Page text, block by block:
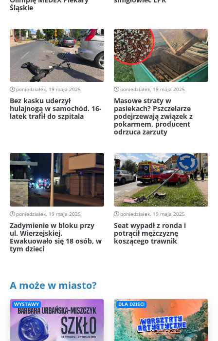
Śląskie
poniedziałek, 19 maja 2025
Bez kasku uderzył
hulajnogą w samochód. 16-
latek trafił do szpitala
poniedziałek, 19 maja 2025
Masowe straty w
pasiekach? Pszczelarze
podejrzewają związek z
pokarmem, producent
odrzuca zarzuty
poniedziałek, 19 maja 2025
Zadymienie w bloku przy
ul. Wierzejskiej.
Ewakuowało się 18 osób, w
tym dzieci
poniedziałek, 19 maja 2025
Seat wypadł z ronda i
potrącił mężczyznę
koszącego trawnik
A może w miasto?
WYSTAWY DLA DZIECI